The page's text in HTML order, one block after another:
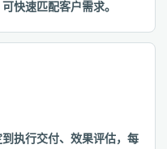
快速匹配客户需求。
执行交付、效果评估，每